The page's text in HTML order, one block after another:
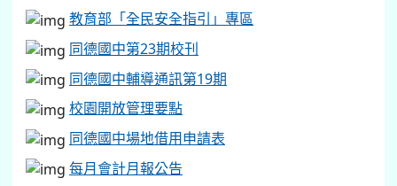
教育部「全民安全指引」專區
同德國中第23期校刊
同德國中輔導通訊第19期
校園開放管理要點
同德國中場地借用申請表
每月會計月報公告